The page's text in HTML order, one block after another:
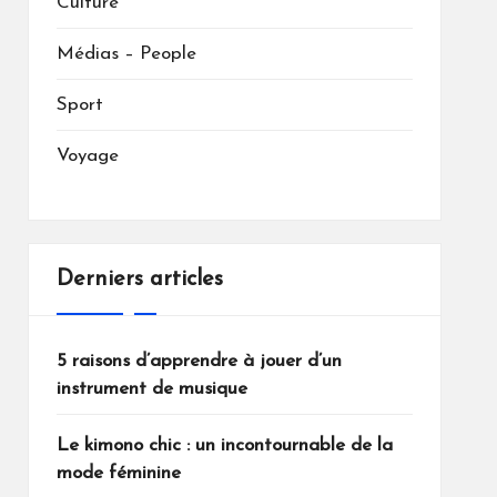
Médias – People
Sport
Voyage
Derniers articles
5 raisons d’apprendre à jouer d’un
instrument de musique
Le kimono chic : un incontournable de la
mode féminine